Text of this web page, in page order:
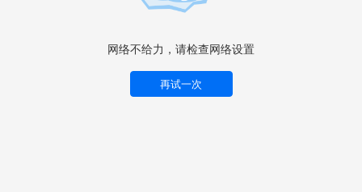
网络不给力，请检查网络设置
再试一次